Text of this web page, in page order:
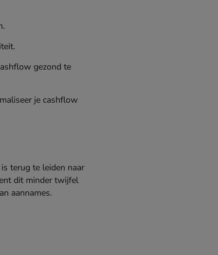
gezond te
je cashflow
terug te leiden naar
dit minder twijfel
aannames.